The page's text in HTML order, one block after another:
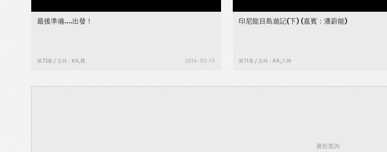
最後準備....出發！
第72集 / 主持：KA,BJ 2014-02-19
印尼龍目島遊記(下) (嘉賓：潘蔚能)
第71集 / 主持：KA,八神
廣告查詢